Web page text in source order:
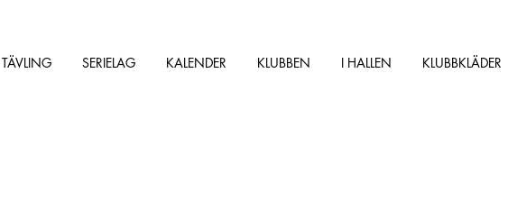
TÄVLING SERIELAG KALENDER KLUBBEN I HALLEN KLUBBKLÄDER